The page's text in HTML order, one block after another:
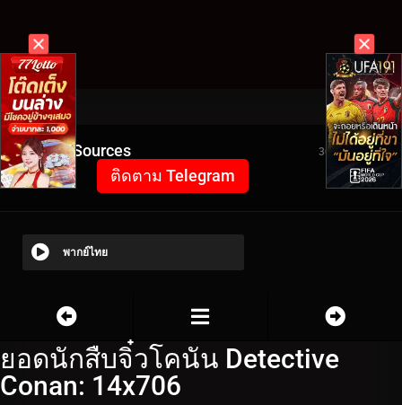
Video Sources 3027 Views
ติดตาม Telegram
พากย์ไทย
ยอดนักสืบจิ๋วโคนัน Detective
Conan: 14x706